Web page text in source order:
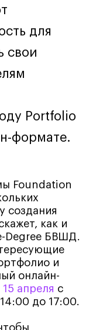
для
свои
Portfolio
формате.
Foundation
создания
как и
Degree БВШД.
и
онлайн-
15 апреля с
до 17:00.